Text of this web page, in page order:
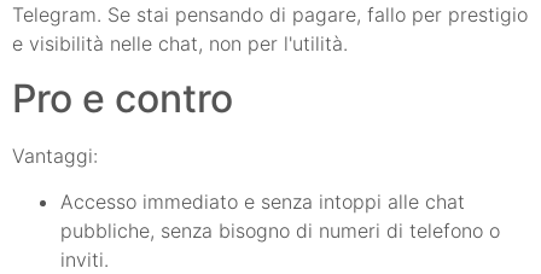
Telegram. Se stai pensando di pagare, fallo per prestigio
e visibilità nelle chat, non per l'utilità.
Pro e contro
Vantaggi:
Accesso immediato e senza intoppi alle chat
pubbliche, senza bisogno di numeri di telefono o
inviti.